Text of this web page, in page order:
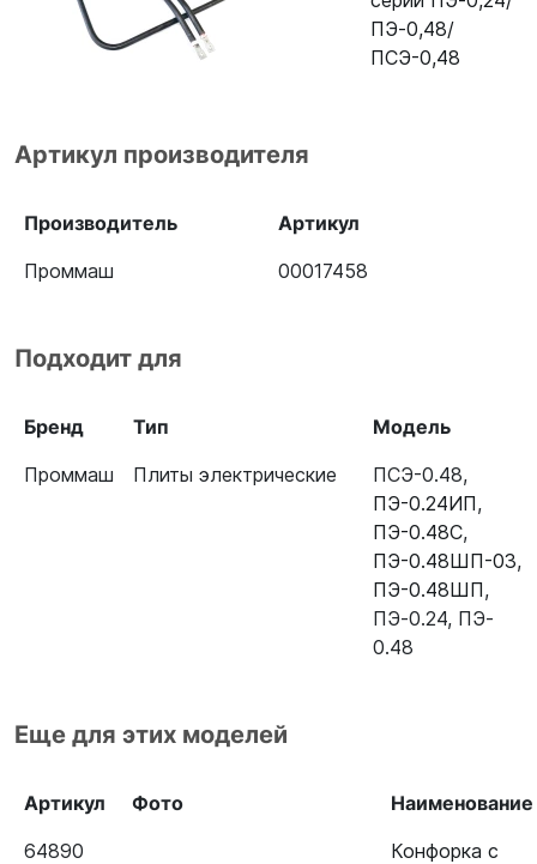
ПЭ‐0,48/
ПСЭ-0,48
Артикул производителя
Производитель
Артикул
Проммаш
00017458
Подходит для
Бренд Тип
Модель
Проммаш
Плиты электрические ПСЭ-0.48,
ПЭ-0.24ИП,
ПЭ-0.48С,
ПЭ-0.48ШП-03,
ПЭ-0.48ШП,
ПЭ‐0.24, ПЭ‐
0.48
Еще для этих моделей
Артикул Фото
Наименование
64890
Конфорка с